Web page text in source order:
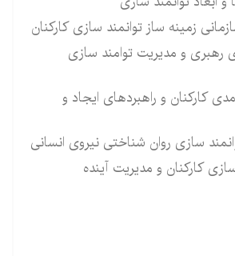
رهبری و مدیریت توامند سازی
آمدی کارکنان و راهبردهای ایجاد و